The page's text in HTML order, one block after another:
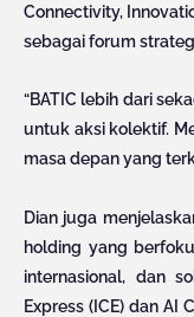
Connectivity,
sebagai forum
“BATIC lebih dari
untuk aksi kolektif.
masa depan yang
Dian juga
holding yang
internasional, dan
Express (ICE) dan